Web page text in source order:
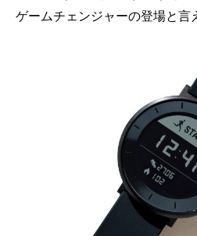
ゲームチェンジャーの登場と言